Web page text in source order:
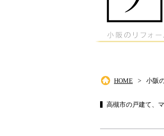
HOME 小阪
高槻市の戸建て、